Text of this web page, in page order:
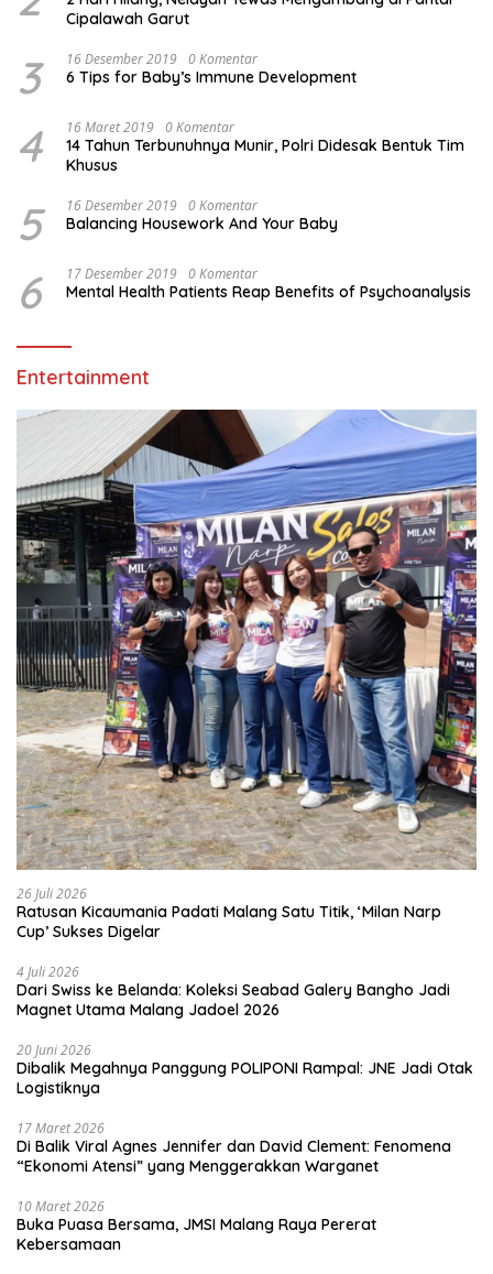
Cipalawah Garut
3 16 Desember 2019 0 Komentar
6 Tips for Baby’s Immune Development
4 16 Maret 2019 0 Komentar
14 Tahun Terbunuhnya Munir, Polri Didesak Bentuk Tim
Khusus
5 16 Desember 2019 0 Komentar
Balancing Housework And Your Baby
6 17 Desember 2019 0 Komentar
Mental Health Patients Reap Benefits of Psychoanalysis
Entertainment
26 Juli 2026
Ratusan Kicaumania Padati Malang Satu Titik, ‘Milan Narp
Cup’ Sukses Digelar
4 Juli 2026
Dari Swiss ke Belanda: Koleksi Seabad Galery Bangho Jadi
Magnet Utama Malang Jadoel 2026
20 Juni 2026
Dibalik Megahnya Panggung POLIPONI Rampal: JNE Jadi Otak
Logistiknya
17 Maret 2026
Di Balik Viral Agnes Jennifer dan David Clement: Fenomena
“Ekonomi Atensi” yang Menggerakkan Warganet
10 Maret 2026
Buka Puasa Bersama, JMSI Malang Raya Pererat
Kebersamaan